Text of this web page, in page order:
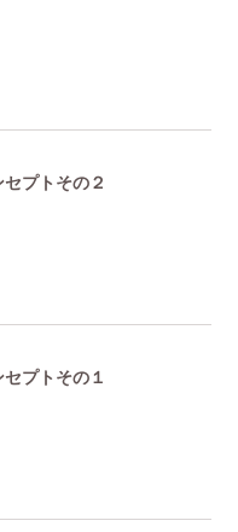
プトその２
プトその１